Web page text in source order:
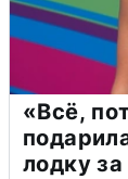
«Всё,
лодку